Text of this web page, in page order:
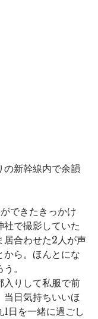
の新幹線内で余韻
できたきっかけ
社で撮影していた
居合わせた2人が声
から。ほんとにな
。
入りして私服で前
当日気持ちいいほ
日を一緒に過ごし